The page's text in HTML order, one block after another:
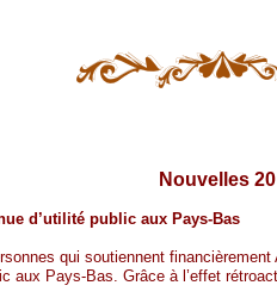
Nouvelles
d’utilité public aux Pays-Bas
qui soutiennent
aux Pays-Bas. Grâce à l’effet